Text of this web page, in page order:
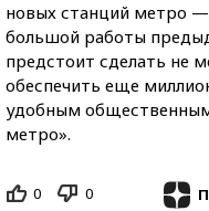
новых станций метро —
большой работы
предстоит сделать не
обеспечить еще
удобным
метро».
0 0